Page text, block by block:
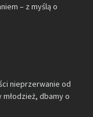
– z myślą o
nieprzerwanie od
dbamy o